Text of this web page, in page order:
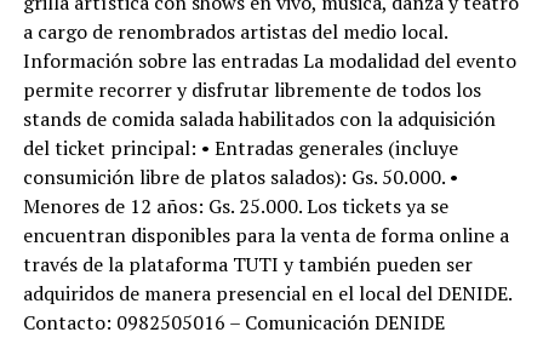
a cargo de renombrados artistas del medio local.
Información sobre las entradas La modalidad del evento
permite recorrer y disfrutar libremente de todos los
stands de comida salada habilitados con la adquisición
del ticket principal: • Entradas generales (incluye
consumición libre de platos salados): Gs. 50.000. •
Menores de 12 años: Gs. 25.000. Los tickets ya se
encuentran disponibles para la venta de forma online a
través de la plataforma TUTI y también pueden ser
adquiridos de manera presencial en el local del DENIDE.
Contacto: 0982505016 – Comunicación DENIDE